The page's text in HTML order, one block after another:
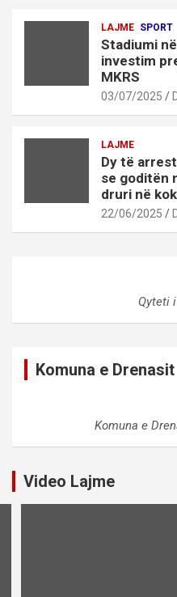
LAJME SPORT
Stadiumi
investim
MKRS
03/07/2025
LAJME
Dy të
se goditën
druri në
22/06/2025
Qyteti
Komuna e Drenasit
Komuna e
Video Lajme